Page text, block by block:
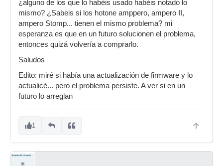
¿alguno de los que lo habéis usado habéis notado lo
mismo? ¿Sabeis si los hotone amppero, ampero II,
ampero Stomp... tienen el mismo problema? mi
esperanza es que en un futuro solucionen el problema,
entonces quizá volvería a comprarlo.
Saludos
Edito: miré si había una actualización de firmware y lo
actualicé... pero el problema persiste. A ver si en un
futuro lo arreglan
1